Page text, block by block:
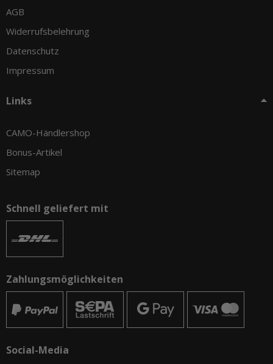
AGB
Widerrufsbelehrung
Datenschutz
Impressum
Links
CAMO-Händlershop
Bonus-Artikel
Sitemap
Schnell geliefert mit
Zahlungsmöglichkeiten
Social-Media